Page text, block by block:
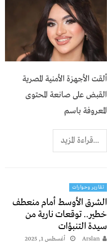
ألقت الأجهزة الأمنية المصرية
القبض على صانعة المحتوى
المعروفة باسم
...قراءة المزيد
تقارير وحوارات
الشرق الأوسط أمام منعطف
خطير.. توقعات نارية من
سيدة التنبؤات
Arslan
أغسطس 1, 2025